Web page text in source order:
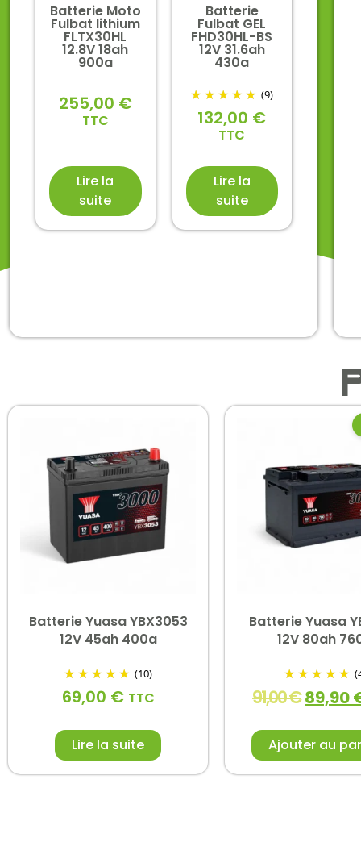
Batterie Moto
Fulbat lithium
FLTX30HL
12.8V 18ah
900a
255,00 €
TTC
Lire la
suite
Batterie
Fulbat GEL
FHD30HL-BS
12V 31.6ah
430a
(9)
132,00 €
TTC
Lire la
suite
Batterie Yuasa YBX3053
12V 45ah 400a
(10)
69,00 € TTC
Lire la suite
Batterie Yuasa
12V 80ah
91,00€ 89,90
Ajouter au